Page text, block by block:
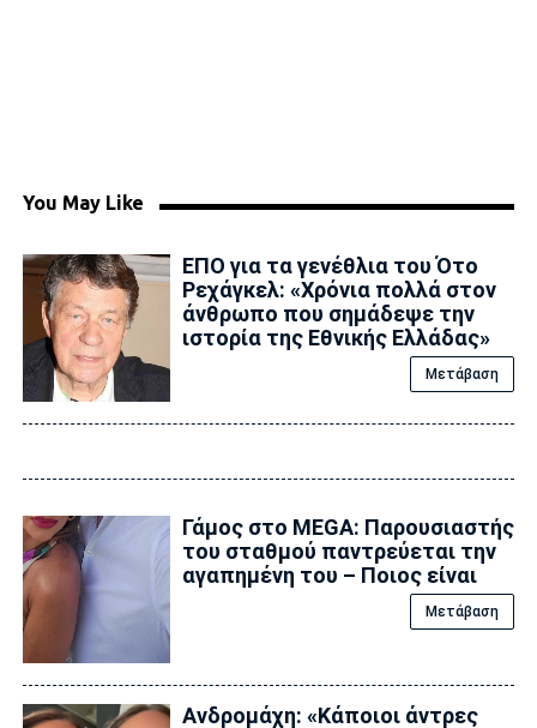
You May Like
ΕΠΟ για τα γενέθλια του Ότο
Ρεχάγκελ: «Χρόνια πολλά στον
άνθρωπο που σημάδεψε την
ιστορία της Εθνικής Ελλάδας»
Μετάβαση
Γάμος στο MEGA: Παρουσιαστής
του σταθμού παντρεύεται την
αγαπημένη του – Ποιος είναι
Μετάβαση
Ανδρομάχη: «Κάποιοι άντρες